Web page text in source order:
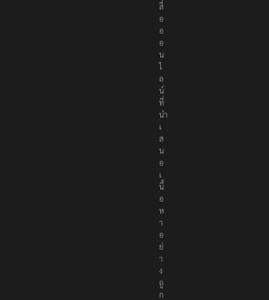
น
สื่
อ
อ
อ
น
ไ
ล
น์
ที่
นำ
เ
ส
น
อ
เ
นื้
อ
ห
า
อ
ย่
า
ง
ถู